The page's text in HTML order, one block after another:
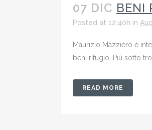
07 DIC BENI
Posted at 12:40h in
Maurizio Mazziero è
beni rifugio. Più sotto
READ MORE